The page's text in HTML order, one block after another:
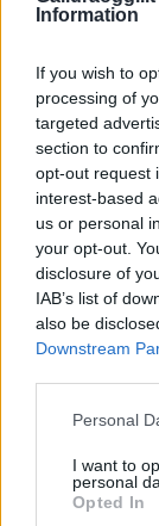
Information
If you wish to
processing of
targeted
section to
opt-out request
interest-based
us or personal
your opt-out.
disclosure of
IAB’s list of
also be
Downstream
Please note
not limited to
grant or deny
use your data
Personal
I want to
personal
Opted In
a
ce
b
o
o
k
it
r
NOTIZIE